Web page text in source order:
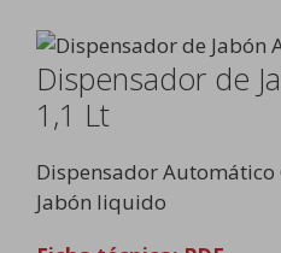
Dispensador de
1,1 Lt
Dispensador
Jabón liquido